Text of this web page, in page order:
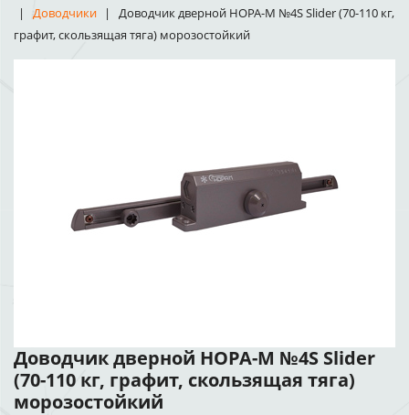
Доводчики
Доводчик дверной НОРА-М №4S Slider (70-110 кг,
графит, скользящая тяга) морозостойкий
Доводчик дверной НОРА-М №4S Slider
(70-110 кг, графит, скользящая тяга)
морозостойкий